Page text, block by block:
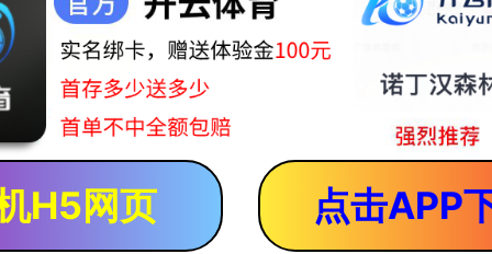
H5网页 点击APP